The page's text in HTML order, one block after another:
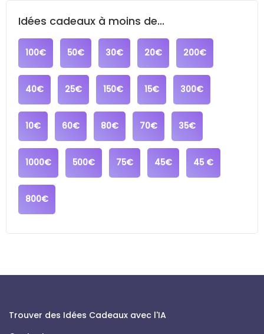
Idées cadeaux à moins de...
100€ 50€ 30€ 20€ 200€
40€ 25€ 150€ 15€ 300€
10€ 60€ 80€ 70€ 35€
1000€ 500€ 75€ 45€ 45 €
800€
Trouver des Idées Cadeaux avec l'IA